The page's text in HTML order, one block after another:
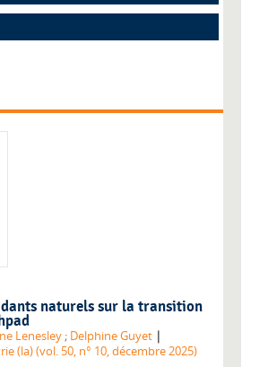
naturels sur la transition
Lenesley; Delphine Guyet |
(la) (vol. 50, n° 10, décembre 2025)